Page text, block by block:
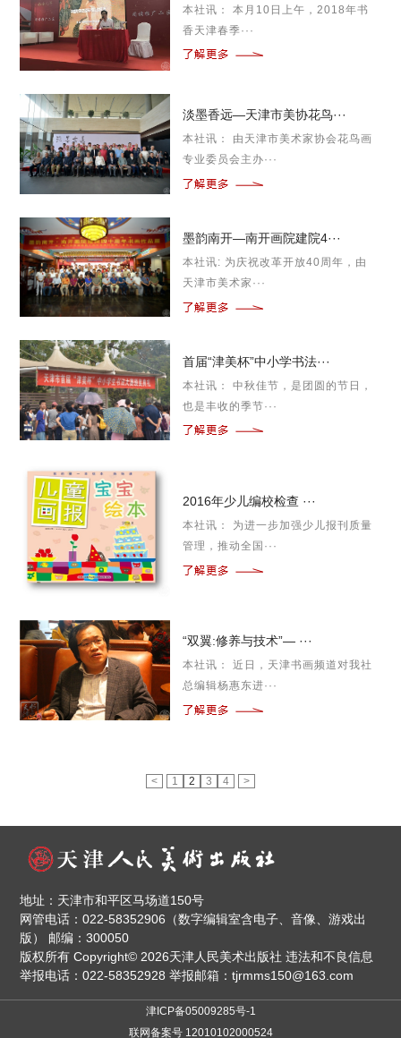
本社讯： 本月10日上午，2018年书
香天津春季···
淡墨香远—天津市美协花鸟···
本社讯： 由天津市美术家协会花鸟画
专业委员会主办···
墨韵南开—南开画院建院4···
本社讯: 为庆祝改革开放40周年，由
天津市美术家···
首届“津美杯”中小学书法···
本社讯： 中秋佳节，是团圆的节日，
也是丰收的季节···
2016年少儿编校检查 ···
本社讯： 为进一步加强少儿报刊质量
管理，推动全国···
“双翼:修养与技术”— ···
本社讯： 近日，天津书画频道对我社
总编辑杨惠东进···
< 1 2 3 4 >
地址：天津市和平区马场道150号
网管电话：022-58352906（数字编辑室含电子、音像、游戏出
版） 邮编：300050
版权所有 Copyright© 2026天津人民美术出版社 违法和不良信息
举报电话：022-58352928 举报邮箱：tjrmms150@163.com
津ICP备05009285号-1
联网备案号 12010102000524